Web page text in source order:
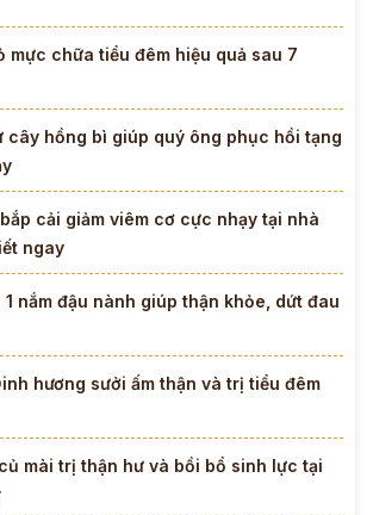
mực chữa tiểu đêm hiệu quả sau 7
cây hồng bì giúp quý ông phục hồi tạng
cải giảm viêm cơ cực nhạy tại nhà
ngay
1 nắm đậu nành giúp thận khỏe, dứt đau
hương sưởi ấm thận và trị tiểu đêm
mài trị thận hư và bồi bổ sinh lực tại